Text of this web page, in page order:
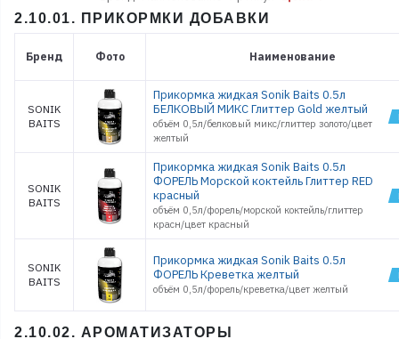
2.10.01. ПРИКОРМКИ ДОБАВКИ
Бренд Фото Наименование
SONIK
BAITS
Прикормка жидкая Sonik Baits 0.5л
БЕЛКОВЫЙ МИКС Глиттер Gold желтый
объём 0,5л/белковый микс/глиттер золото/цвет
желтый
SONIK
BAITS
Прикормка жидкая Sonik Baits 0.5л
ФОРЕЛЬ Морской коктейль Глиттер RED
красный
объём 0,5л/форель/морской коктейль/глиттер
красн/цвет красный
SONIK
BAITS
Прикормка жидкая Sonik Baits 0.5л
ФОРЕЛЬ Креветка желтый
объём 0,5л/форель/креветка/цвет желтый
2.10.02. АРОМАТИЗАТОРЫ